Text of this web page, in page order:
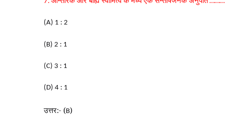
(A) 1 : 2
(B) 2 : 1
(C) 3 : 1
(D) 4 : 1
उत्तर:- (B)